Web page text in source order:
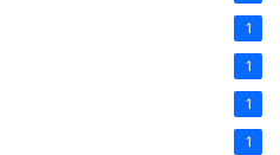
1
1
1
1